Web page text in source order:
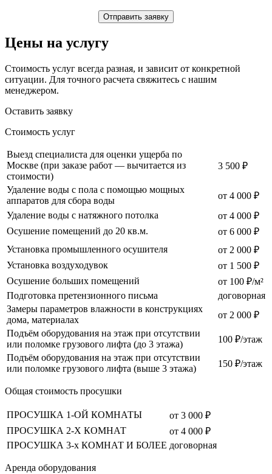
пустым
Цены на услугу
Стоимость услуг всегда разная, и зависит от конкретной
ситуации. Для точного расчета свяжитесь с нашим
менеджером.
Оставить заявку
Стоимость услуг
Выезд специалиста для оценки ущерба по
Москве (при заказе работ — вычитается из
стоимости)
3 500 ₽
Удаление воды с пола с помощью мощных
аппаратов для сбора воды
от 4 000 ₽
Удаление воды с натяжного потолка
от 4 000 ₽
Осушение помещений до 20 кв.м.
от 6 000 ₽
Установка промышленного осушителя
от 2 000 ₽
Установка воздуходувок
от 1 500 ₽
Осушение больших помещений
от 100 ₽/м²
Подготовка претензионного письма
договорная
Замеры параметров влажности в конструкциях
дома, материалах
от 2 000 ₽
Подъём оборудования на этаж при отсутствии
или поломке грузового лифта (до 3 этажа)
100 ₽/этаж
Подъём оборудования на этаж при отсутствии
или поломке грузового лифта (выше 3 этажа)
150 ₽/этаж
Общая стоимость просушки
ПРОСУШКА 1-ОЙ КОМНАТЫ
от 3 000 ₽
ПРОСУШКА 2-Х КОМНАТ
от 4 000 ₽
ПРОСУШКА 3-х КОМНАТ И БОЛЕЕ договорная
Аренда оборудования